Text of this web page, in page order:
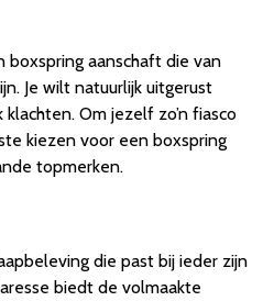
boxspring aanschaft die van
Je wilt natuurlijk uitgerust
Om jezelf zo’n fiasco
kiezen voor een boxspring
topmerken.
die past bij ieder zijn
biedt de volmaakte